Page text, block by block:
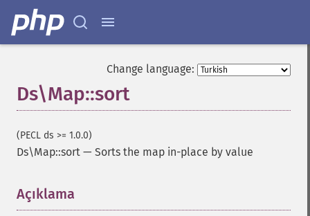
Change language:
Ds\Map::sort
(PECL ds >= 1.0.0)
Ds\Map::sort — Sorts the map in-place by value
Açıklama